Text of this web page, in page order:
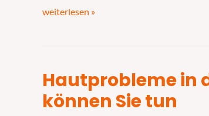
weiterlesen »
Hautprobleme in
können Sie tun
Hautprobleme
in